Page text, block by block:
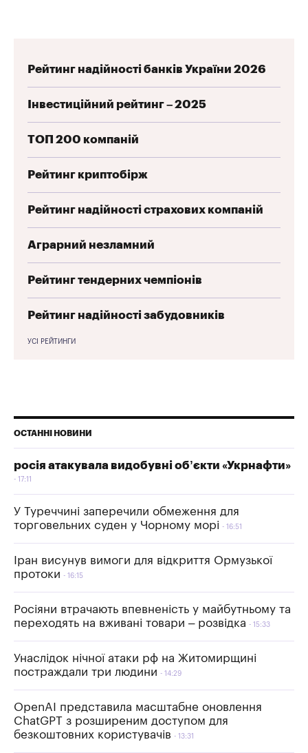
Рейтинг надійності банків України 2026
Інвестиційний рейтинг – 2025
ТОП 200 компаній
Рейтинг криптобірж
Рейтинг надійності страхових компаній
Аграрний незламний
Рейтинг тендерних чемпіонів
Рейтинг надійності забудовників
УСІ РЕЙТИНГИ
ОСТАННІ НОВИНИ
росія атакувала видобувні об’єкти «Укрнафти»
17:11
У Туреччині заперечили обмеження для
торговельних суден у Чорному морі
16:51
Іран висунув вимоги для відкриття Ормузької
протоки
16:15
Росіяни втрачають впевненість у майбутньому та
переходять на вживані товари – розвідка
15:33
Унаслідок нічної атаки рф на Житомирщині
постраждали три людини
14:29
OpenAI представила масштабне оновлення
ChatGPT з розширеним доступом для
безкоштовних користувачів
13:31